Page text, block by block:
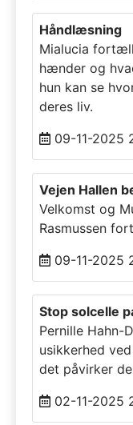
Håndlæsning
Mialucia
hænder og
hun kan se
deres liv.
09-11-
Vejen Hallen
Velkomst og
Rasmussen
09-11-
Stop solcelle
Pernille
usikkerhed
det påvirker
02-11-